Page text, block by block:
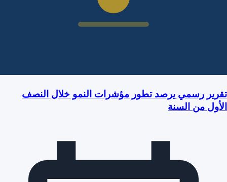
تقرير رسمي يرصد تطور مؤشرات النمو خلال النصف
الأول من السنة